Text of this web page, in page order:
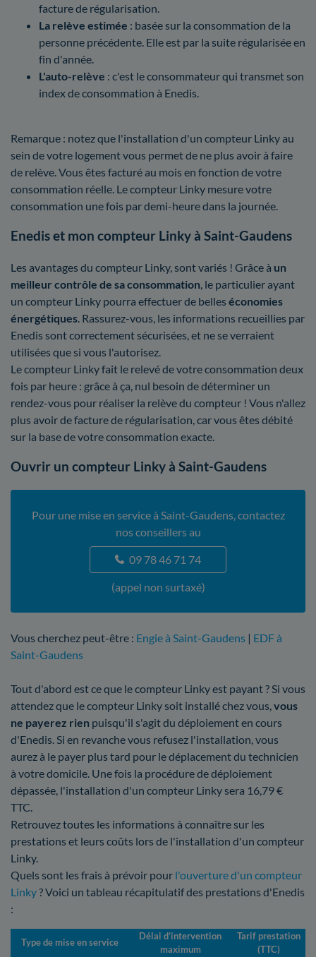
facture de régularisation.
La relève estimée : basée sur la consommation de la
personne précédente. Elle est par la suite régularisée en
fin d'année.
L'auto-relève : c'est le consommateur qui transmet son
index de consommation à Enedis.
Remarque : notez que l'installation d'un compteur Linky au
sein de votre logement vous permet de ne plus avoir à faire
de relève. Vous êtes facturé au mois en fonction de votre
consommation réelle. Le compteur Linky mesure votre
consommation une fois par demi-heure dans la journée.
Enedis et mon compteur Linky à Saint-Gaudens
Les avantages du compteur Linky, sont variés ! Grâce à un
meilleur contrôle de sa consommation , le particulier ayant
un compteur Linky pourra effectuer de belles économies
énergétiques . Rassurez-vous, les informations recueillies par
Enedis sont correctement sécurisées, et ne se verraient
utilisées que si vous l'autorisez.
Le compteur Linky fait le relevé de votre consommation deux
fois par heure : grâce à ça, nul besoin de déterminer un
rendez-vous pour réaliser la relève du compteur ! Vous n'allez
plus avoir de facture de régularisation, car vous êtes débité
sur la base de votre consommation exacte.
Ouvrir un compteur Linky à Saint-Gaudens
Pour une mise en service à Saint-Gaudens, contactez
nos conseillers au
09 78 46 71 74
(appel non surtaxé)
Vous cherchez peut-être : Engie à Saint-Gaudens | EDF à
Saint-Gaudens
Tout d'abord est ce que le compteur Linky est payant ? Si vous
attendez que le compteur Linky soit installé chez vous,vous
ne payerez rien puisqu'il s'agit du déploiement en cours
d'Enedis. Si en revanche vous refusez l'installation, vous
aurez à le payer plus tard pour le déplacement du technicien
à votre domicile. Une fois la procédure de déploiement
dépassée, l'installation d'un compteur Linky sera 16,79 €
TTC.
Retrouvez toutes les informations à connaître sur les
prestations et leurs coûts lors de l'installation d'un compteur
Linky.
Quels sont les frais à prévoir pour l'ouverture d'un compteur
Linky? Voici un tableau récapitulatif des prestations d'Enedis
:
Type de mise en service
Délai d’intervention
maximum
Tarif prestation
(TTC)